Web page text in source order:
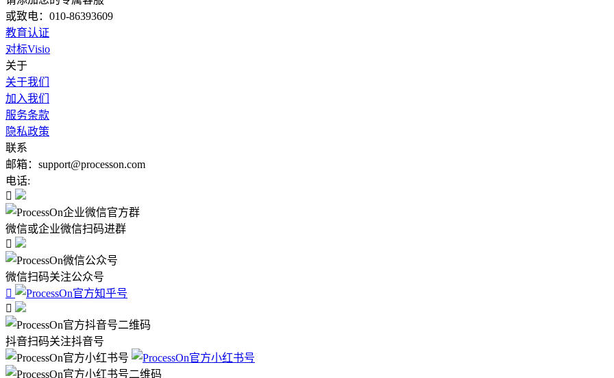
或致电：010-86393609
教育认证
对标Visio
关于
关于我们
加入我们
服务条款
隐私政策
联系
邮箱：support@processon.com
电话:

微信或企业微信扫码进群

微信扫码关注公众号


抖音扫码关注抖音号